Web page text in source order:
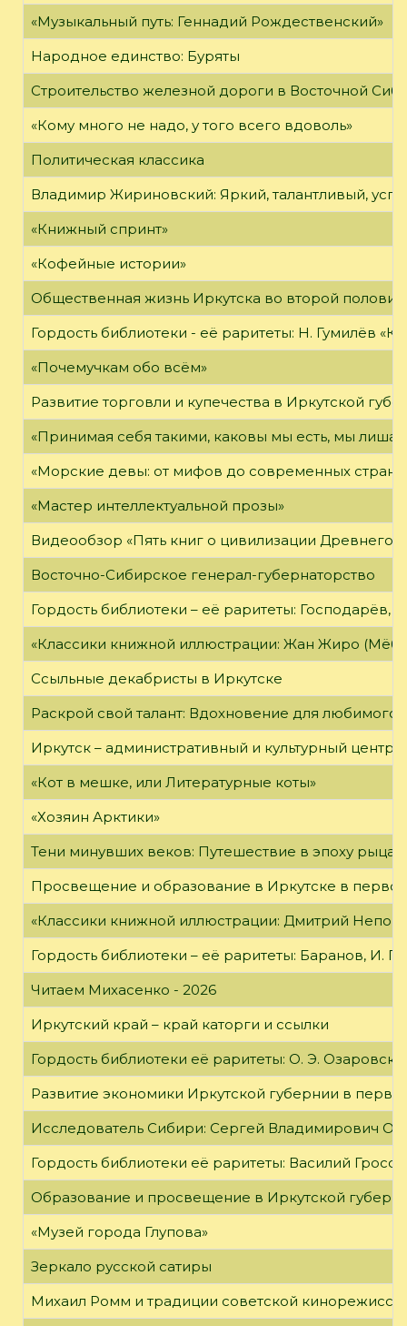
«Музыкальный путь: Геннадий Рождественский»
Народное единство: Буряты
Строительство железной дороги в Восточной
«Кому много не надо, у того всего вдоволь»
Политическая классика
Владимир Жириновский: Яркий, талантливый,
«Книжный спринт»
«Кофейные истории»
Общественная жизнь Иркутска во второй
Гордость библиотеки - её раритеты: Н. Гумилёв
«Почемучкам обо всём»
Развитие торговли и купечества в Иркутской
«Принимая себя такими, каковы мы есть, мы
«Морские девы: от мифов до современных
«Мастер интеллектуальной прозы»
Видеообзор «Пять книг о цивилизации Древнего
Восточно-Сибирское генерал-губернаторство
Гордость библиотеки – её раритеты:
«Классики книжной иллюстрации: Жан Жиро
Ссыльные декабристы в Иркутске
Раскрой свой талант: Вдохновение для любимого
Иркутск – административный и культурный центр
«Кот в мешке, или Литературные коты»
«Хозяин Арктики»
Тени минувших веков: Путешествие в эпоху
Просвещение и образование в Иркутске в
«Классики книжной иллюстрации: Дмитрий
Гордость библиотеки – её раритеты: Баранов, И.
Читаем Михасенко - 2026
Иркутский край – край каторги и ссылки
Гордость библиотеки её раритеты: О. Э.
Развитие экономики Иркутской губернии в
Исследователь Сибири: Сергей Владимирович
Гордость библиотеки её раритеты: Василий
Образование и просвещение в Иркутской
«Музей города Глупова»
Зеркало русской сатиры
Михаил Ромм и традиции советской